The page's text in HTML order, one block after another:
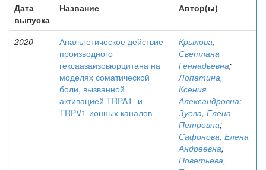
Дата
выпуска
Название Автор(ы)
2020
Анальгетическое действие
производного
гексаазаизовюрцитана на
моделях соматической
боли, вызванной
активацией TRPA1- и
TRPV1-ионных каналов
Крылова,
Светлана
Геннадьевна;
Лопатина,
Ксения
Александровна;
Зуева, Елена
Петровна;
Сафонова, Елена
Андреевна;
Поветьева,